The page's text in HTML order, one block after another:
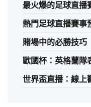
最火爆的足球直播
熱門足球直播賽事
賭場中的必勝技巧
歐國杯：英格蘭隊
世界盃直播：線上